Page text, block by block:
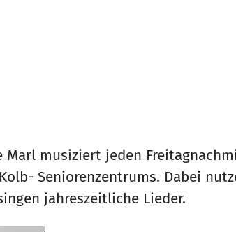
Marl musiziert jeden
Seniorenzentrums. Dabei
jahreszeitliche Lieder.